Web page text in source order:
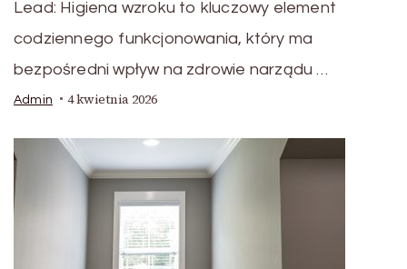
Lead: Higiena wzroku to kluczowy element
codziennego funkcjonowania, który ma
bezpośredni wpływ na zdrowie narządu …
Admin 4 kwietnia 2026